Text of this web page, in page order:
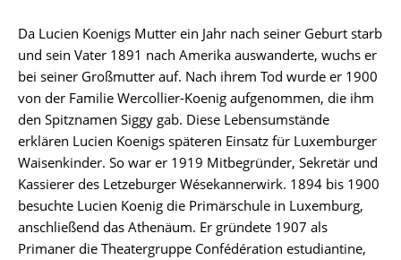
Biographie
Da Lucien Koenigs Mutter ein Jahr nach seiner Geburt starb
und sein Vater 1891 nach Amerika auswanderte, wuchs er
bei seiner Großmutter auf. Nach ihrem Tod wurde er 1900
von der Familie Wercollier-Koenig aufgenommen, die ihm
den Spitznamen Siggy gab. Diese Lebensumstände
erklären Lucien Koenigs späteren Einsatz für Luxemburger
Waisenkinder. So war er 1919 Mitbegründer, Sekretär und
Kassierer des Letzeburger Wésekannerwirk. 1894 bis 1900
besuchte Lucien Koenig die Primärschule in Luxemburg,
anschließend das Athenäum. Er gründete 1907 als
Primaner die Theatergruppe Confédération estudiantine,